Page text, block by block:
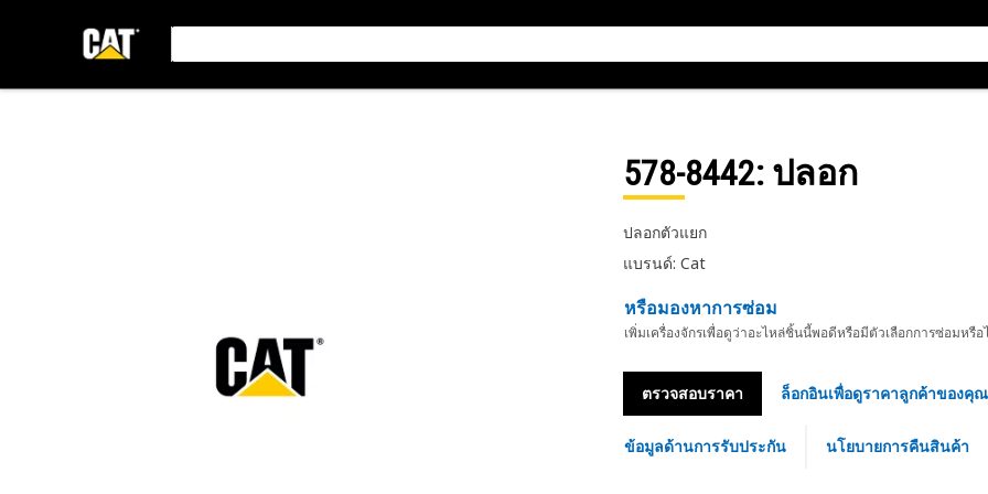
578-8442: ปลอก
ปลอกตัวแยก
แบรนด์: Cat
หรือมองหาการซ่อม
เพิ่มเครื่องจักรเพื่อดูว่าอะไหล่ชิ้นนี้พอดีหรือมีตัวเลือกการซ่อมหรือ
ตรวจสอบราคา ล็อกอินเพื่อดูราคาลูกค้าของคุณ
ข้อมูลด้านการรับประกัน นโยบายการคืนสินค้า